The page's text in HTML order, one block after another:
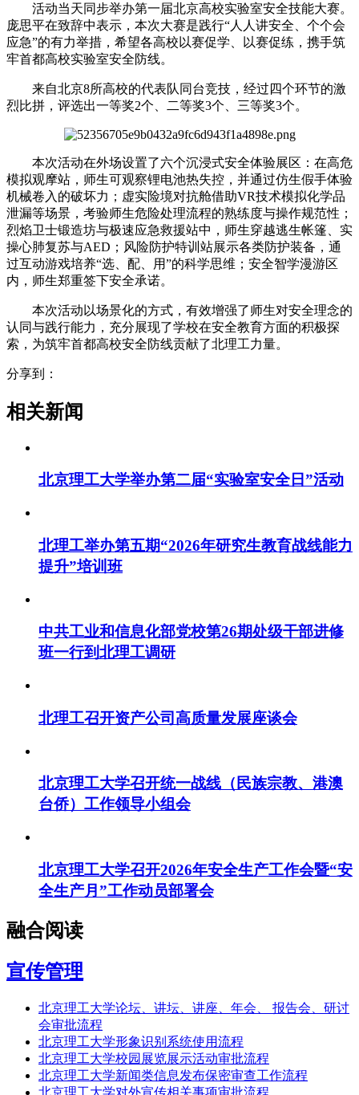
活动当天同步举办第一届北京高校实验室安全技能大赛。
庞思平在致辞中表示，本次大赛是践行“人人讲安全、个个会
应急”的有力举措，希望各高校以赛促学、以赛促练，携手筑
牢首都高校实验室安全防线。
来自北京8所高校的代表队同台竞技，经过四个环节的激
烈比拼，评选出一等奖2个、二等奖3个、三等奖3个。
本次活动在外场设置了六个沉浸式安全体验展区：在高危
模拟观摩站，师生可观察锂电池热失控，并通过仿生假手体验
机械卷入的破坏力；虚实险境对抗舱借助VR技术模拟化学品
泄漏等场景，考验师生危险处理流程的熟练度与操作规范性；
烈焰卫士锻造坊与极速应急救援站中，师生穿越逃生帐篷、实
操心肺复苏与AED；风险防护特训站展示各类防护装备，通
过互动游戏培养“选、配、用”的科学思维；安全智学漫游区
内，师生郑重签下安全承诺。
本次活动以场景化的方式，有效增强了师生对安全理念的
认同与践行能力，充分展现了学校在安全教育方面的积极探
索，为筑牢首都高校安全防线贡献了北理工力量。
分享到：
相关新闻
北京理工大学举办第二届“实验室安全日”活动
北理工举办第五期“2026年研究生教育战线能力
提升”培训班
中共工业和信息化部党校第26期处级干部进修
班一行到北理工调研
北理工召开资产公司高质量发展座谈会
北京理工大学召开统一战线（民族宗教、港澳
台侨）工作领导小组会
北京理工大学召开2026年安全生产工作会暨“安
全生产月”工作动员部署会
融合阅读
宣传管理
北京理工大学论坛、讲坛、讲座、年会、 报告会、研讨
会审批流程
北京理工大学形象识别系统使用流程
北京理工大学校园展览展示活动审批流程
北京理工大学新闻类信息发布保密审查工作流程